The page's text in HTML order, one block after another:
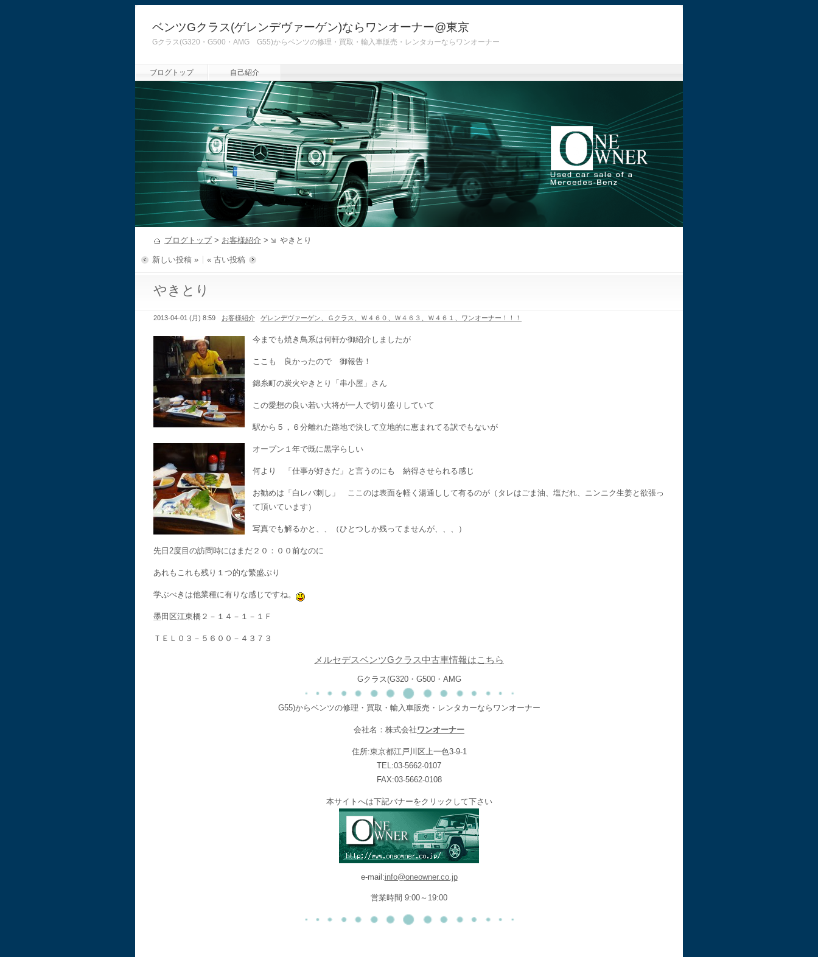
ベンツGクラス(ゲレンデヴァーゲン)ならワンオーナー@東京
Gクラス(G320・G500・AMG G55)からベンツの修理・買取・輸入車販売・レンタカーならワンオーナー
ブログトップ 自己紹介
ブログトップ> お客様紹介 > やきとり
新しい投稿 » « 古い投稿
やきとり
2013-04-01 (月) 8:59 お客様紹介 ゲレンデヴァーゲン、Ｇクラス、Ｗ４６０、Ｗ４６３、Ｗ４６１、ワンオーナー！！！
今までも焼き鳥系は何軒か御紹介しましたが
ここも 良かったので 御報告！
錦糸町の炭火やきとり「串小屋」さん
この愛想の良い若い大将が一人で切り盛りしていて
駅から５，６分離れた路地で決して立地的に恵まれてる訳でもないが
オープン１年で既に黒字らしい
何より 「仕事が好きだ」と言うのにも 納得させられる感じ
お勧めは「白レバ刺し」 ここのは表面を軽く湯通しして有るのが（タレはごま油、塩だれ、ニンニク生姜と欲張っ
て頂いています）
写真でも解るかと、、（ひとつしか残ってませんが、、、）
先日2度目の訪問時にはまだ２０：００前なのに
あれもこれも残り１つ的な繁盛ぶり
学ぶべきは他業種に有りな感じですね。
墨田区江東橋２－１４－１－１Ｆ
ＴＥＬ０３－５６００－４３７３
メルセデスベンツGクラス中古車情報はこちら
Gクラス(G320・G500・AMG
G55)からベンツの修理・買取・輸入車販売・レンタカーならワンオーナー
会社名：株式会社ワンオーナー
住所:東京都江戸川区上一色3-9-1
TEL:03-5662-0107
FAX:03-5662-0108
本サイトへは下記バナーをクリックして下さい
e-mail:info@oneowner.co.jp
営業時間 9:00～19:00